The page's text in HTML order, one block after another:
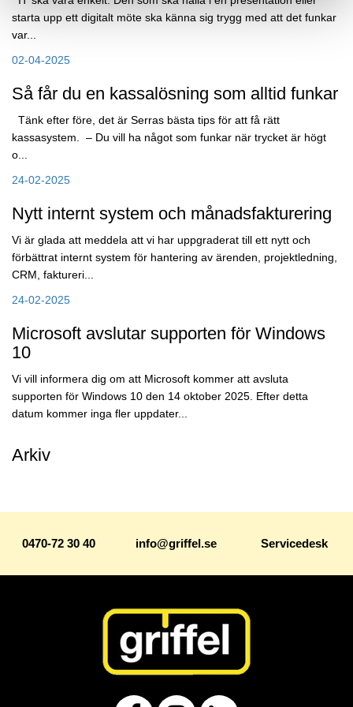
starta upp ett digitalt möte ska känna sig trygg med att det funkar
var...
02-04-2025
Så får du en kassalösning som alltid funkar
Tänk efter före, det är Serras bästa tips för att få rätt
kassasystem. – Du vill ha något som funkar när trycket är högt
o...
24-02-2025
Nytt internt system och månadsfakturering
Vi är glada att meddela att vi har uppgraderat till ett nytt och
förbättrat internt system för hantering av ärenden, projektledning,
CRM, faktureri...
24-02-2025
Microsoft avslutar supporten för Windows
10
Vi vill informera dig om att Microsoft kommer att avsluta
supporten för Windows 10 den 14 oktober 2025. Efter detta
datum kommer inga fler uppdater...
Arkiv
0470-72 30 40 info@griffel.se Servicedesk